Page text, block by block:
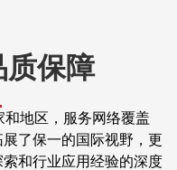
质保障
地区，服务网络覆盖
了保一的国际视野，更
和行业应用经验的深度